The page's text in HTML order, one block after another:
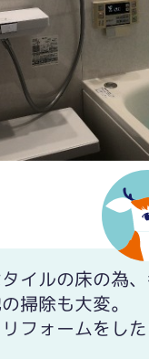
イルの床の為
掃除も大変。
フォームをし
ラックス。